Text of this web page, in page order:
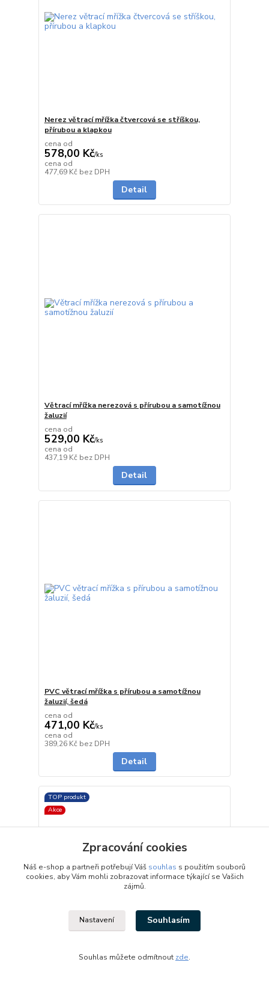
Nerez větrací mřížka čtvercová se stříškou,
přírubou a klapkou
cena od
578,00 Kč/ks
cena od
477,69 Kč bez DPH
Detail
Větrací mřížka nerezová s přírubou a samotížnou
žaluzií
cena od
529,00 Kč/ks
cena od
437,19 Kč bez DPH
Detail
PVC větrací mřížka s přírubou a samotížnou
žaluzií, šedá
cena od
471,00 Kč/ks
cena od
389,26 Kč bez DPH
Detail
TOP produkt
Akce
Zpracování cookies
Náš e-shop a partneři potřebují Váš souhlas s použitím souborů
cookies, aby Vám mohli zobrazovat informace týkající se Vašich
zájmů.
Nastavení Souhlasím
Souhlas můžete odmítnout zde.